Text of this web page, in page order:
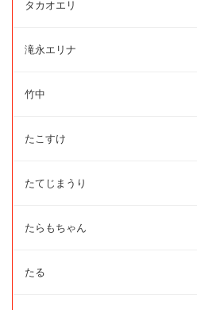
タカオエリ
滝永エリナ
竹中
たこすけ
たてじまうり
たらもちゃん
たる